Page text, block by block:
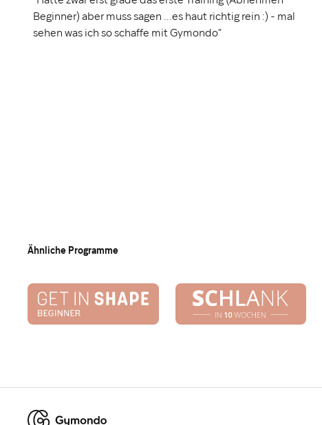
Beginner) aber muss sagen ...es haut richtig rein :) - mal
sehen was ich so schaffe mit Gymondo”
Ähnliche Programme